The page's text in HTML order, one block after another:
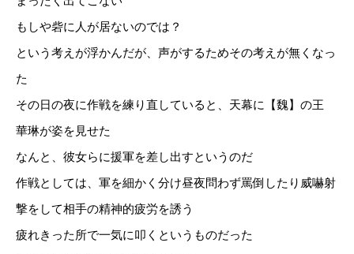
もしや砦に人が居ないのでは？
という考えが浮かんだが、声がするためその考えが無くなっ
た
その日の夜に作戦を練り直していると、天幕に【魏】の王
華琳が姿を見せた
なんと、彼女らに援軍を差し出すというのだ
作戦としては、軍を細かく分け昼夜問わず罵倒したり威嚇射
撃をして相手の精神的疲労を誘う
疲れきった所で一気に叩くというものだった